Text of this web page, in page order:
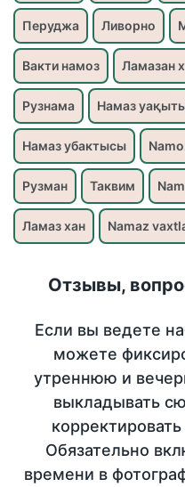
Перуджа Ливорно
Вакти намоз Ламазан
Рузнама Намаз
Намаз убактысы
Рузман Таквим
Ламаз хан Namaz
Отзывы,
Если вы ведете
можете
утреннюю и
выкладывать
Обязательно
времени в